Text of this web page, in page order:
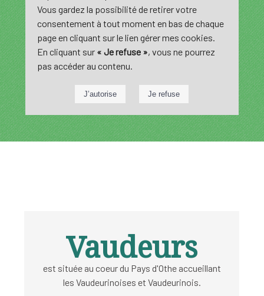
Vous gardez la possibilité de retirer votre
consentement à tout moment en bas de chaque
page en cliquant sur le lien gérer mes cookies.
En cliquant sur « Je refuse », vous ne pourrez
pas accéder au contenu.
Vaudeurs
est située au coeur du Pays d'Othe accueillant
les Vaudeurinoises et Vaudeurinois.